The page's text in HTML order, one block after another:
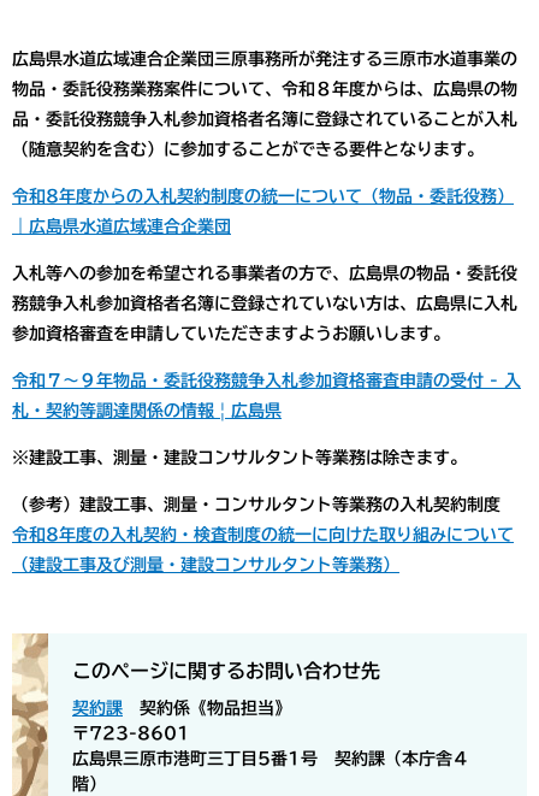
広島県水道広域連合企業団三原事務所が発注する三原市水道事業の
物品・委託役務業務案件について、 令和８年度からは、広島県の物
品・委託役務競争入札参加資格者名簿に登録されていることが入札
（随意契約を含む）に参加することができる要件となります。
令和8年度からの入札契約制度の統一について（物品・委託役務）
｜広島県水道広域連合企業団
入札等への参加を希望される事業者の方で、広島県の物品・委託役
務競争入札参加資格者名簿に登録されていない方は、広島県に入札
参加資格審査を申請していただきますようお願いします。
令和７～９年物品・委託役務競争入札参加資格審査申請の受付 - 入
札・契約等調達関係の情報 | 広島県
※建設工事、測量・建設コンサルタント等業務は除きます。
（参考）建設工事、測量・コンサルタント等業務の入札契約制度
令和8年度の入札契約・検査制度の統一に向けた取り組みについて
（建設工事及び測量・建設コンサルタント等業務）
このページに関するお問い合わせ先
契約課
契約係《物品担当》
〒723-8601
広島県三原市港町三丁目5番1号 契約課（本庁舎４
階）